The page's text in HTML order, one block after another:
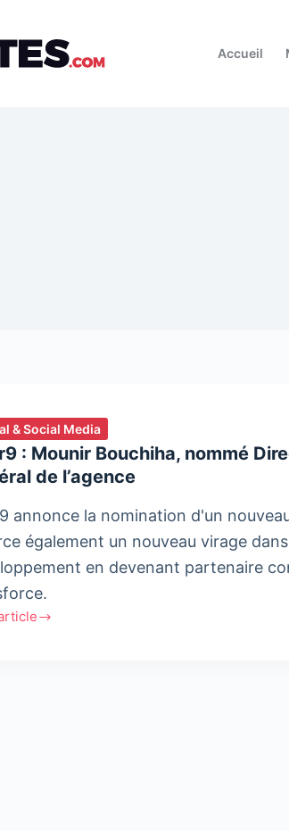
Accueil
& Social Media
: Mounir Bouchiha, nommé
de l’agence
annonce la nomination d'un
également un nouveau virage
en devenant partenaire